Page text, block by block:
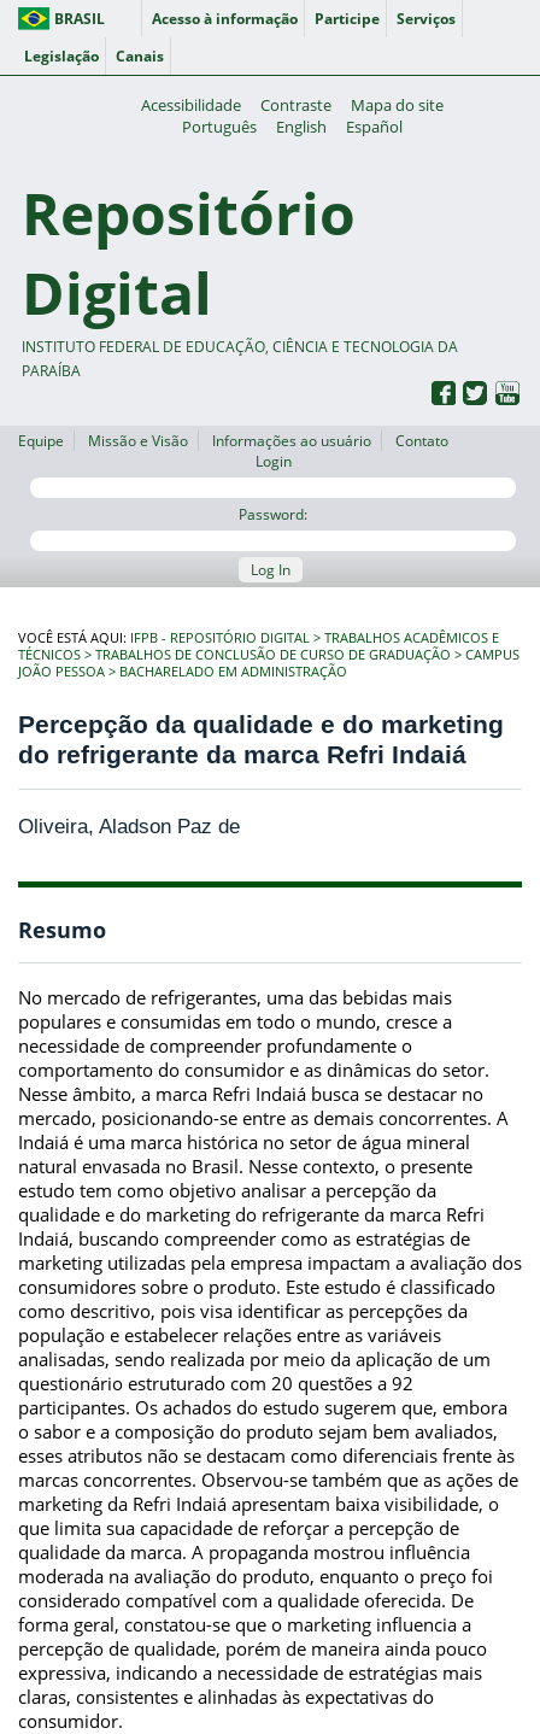
BRASIL Acesso à informação Participe
Serviços
Legislação
Canais
Acessibilidade Contraste
Mapa do site
Português
English Español
Repositório
Digital
INSTITUTO FEDERAL DE EDUCAÇÃO, CIÊNCIA E TECNOLOGIA DA
PARAÍBA
Equipe Missão e Visão Informações ao usuário
Contato
Login
Password:
Log In
VOCÊ ESTÁ AQUI: IFPB - REPOSITÓRIO DIGITAL
TRABALHOS ACADÊMICOS E
TÉCNICOS
TRABALHOS DE CONCLUSÃO DE CURSO DE GRADUAÇÃO
CAMPUS
JOÃO PESSOA
BACHARELADO EM ADMINISTRAÇÃO
Percepção da qualidade e do marketing
do refrigerante da marca Refri Indaiá
Oliveira, Aladson Paz de
Resumo
No mercado de refrigerantes, uma das bebidas mais
populares e consumidas em todo o mundo, cresce a
necessidade de compreender profundamente o
comportamento do consumidor e as dinâmicas do setor.
Nesse âmbito, a marca Refri Indaiá busca se destacar no
mercado, posicionando-se entre as demais concorrentes. A
Indaiá é uma marca histórica no setor de água mineral
natural envasada no Brasil. Nesse contexto, o presente
estudo tem como objetivo analisar a percepção da
qualidade e do marketing do refrigerante da marca Refri
Indaiá, buscando compreender como as estratégias de
marketing utilizadas pela empresa impactam a avaliação dos
consumidores sobre o produto. Este estudo é classificado
como descritivo, pois visa identificar as percepções da
população e estabelecer relações entre as variáveis
analisadas, sendo realizada por meio da aplicação de um
questionário estruturado com 20 questões a 92
participantes. Os achados do estudo sugerem que, embora
o sabor e a composição do produto sejam bem avaliados,
esses atributos não se destacam como diferenciais frente às
marcas concorrentes. Observou-se também que as ações de
marketing da Refri Indaiá apresentam baixa visibilidade, o
que limita sua capacidade de reforçar a percepção de
qualidade da marca. A propaganda mostrou influência
moderada na avaliação do produto, enquanto o preço foi
considerado compatível com a qualidade oferecida. De
forma geral, constatou-se que o marketing influencia a
percepção de qualidade, porém de maneira ainda pouco
expressiva, indicando a necessidade de estratégias mais
claras, consistentes e alinhadas às expectativas do
consumidor.